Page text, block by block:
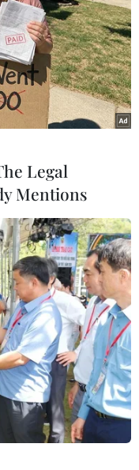
đầu tiên tử
ở quận Punniyoor,
bệnh viện tư vài
quốc Arab thống
Legal
Mentions